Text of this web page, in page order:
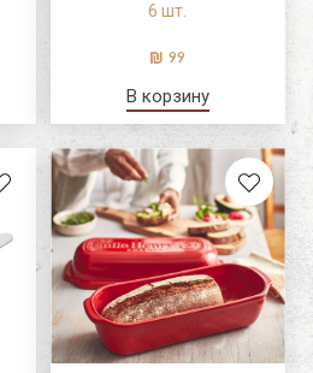
6 шт.
99
В корзину